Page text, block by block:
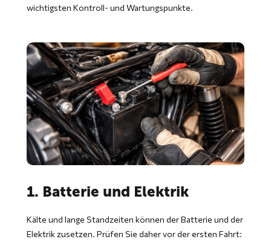
wichtigsten Kontroll- und Wartungspunkte.
1. Batterie und Elektrik
Kälte und lange Standzeiten können der Batterie und der
Elektrik zusetzen. Prüfen Sie daher vor der ersten Fahrt: